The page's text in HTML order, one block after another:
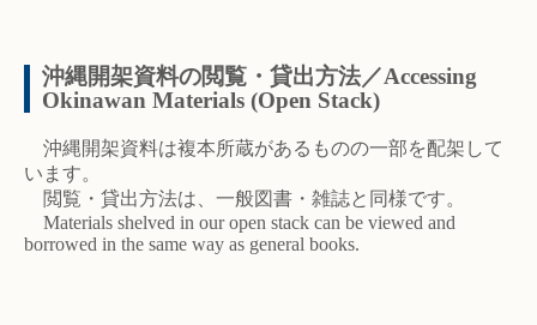
沖縄開架資料の閲覧・貸出方法／Accessing
Okinawan Materials (Open Stack)
沖縄開架資料は複本所蔵があるものの一部を配架して
います。
閲覧・貸出方法は、一般図書・雑誌と同様です。
Materials shelved in our open stack can be viewed and
borrowed in the same way as general books.